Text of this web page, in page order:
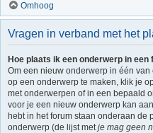
Omhoog
Vragen in verband met het
Hoe plaats ik een onderwerp in
Om een nieuw onderwerp in één
op een onderwerp te maken, klik je
met onderwerpen of in een bepaald
voor je een nieuw onderwerp kan
hebt in het forum staan onderaan de
onderwerp (de lijst metje mag geen